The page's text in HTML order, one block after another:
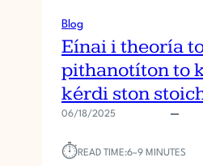
Blog
Eínai i theoría
pithanotíton to
kérdi ston
06/18/2025
⏱︎READ TIME:6–9 MINUTES